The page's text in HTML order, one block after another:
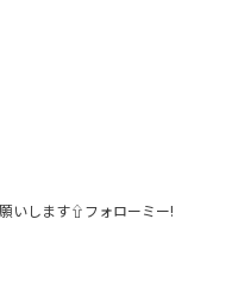
いします⇧フォローミー!